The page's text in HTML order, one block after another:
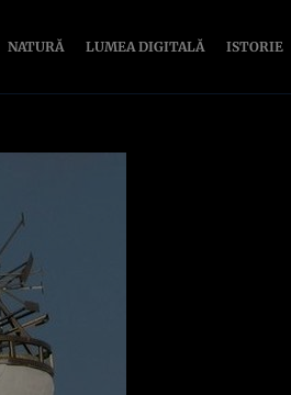
NATURĂ LUMEA DIGITALĂ ISTORIE